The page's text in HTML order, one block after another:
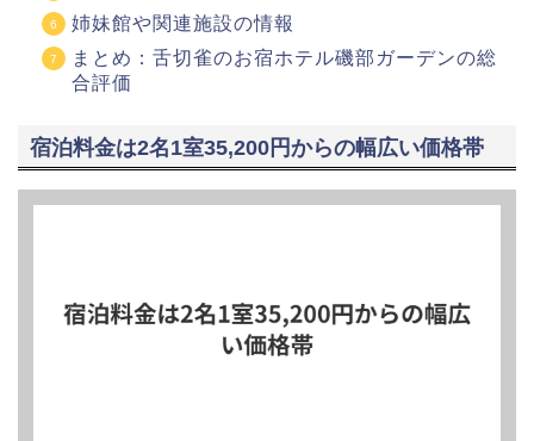
姉妹館や関連施設の情報
まとめ：舌切雀のお宿ホテル磯部ガーデンの総
合評価
宿泊料金は2名1室35,200円からの幅広い価格帯